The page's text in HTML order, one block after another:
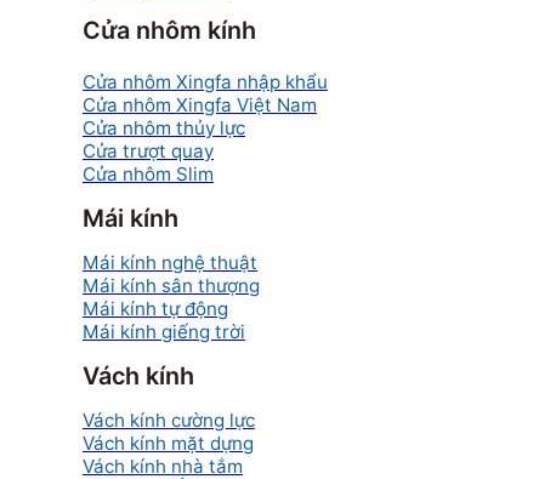
Cửa nhôm kính
Cửa nhôm Xingfa nhập khẩu
Cửa nhôm Xingfa Việt Nam
Cửa nhôm thủy lực
Cửa trượt quay
Cửa nhôm Slim
Mái kính
Mái kính nghệ thuật
Mái kính sân thượng
Mái kính tự động
Mái kính giếng trời
Vách kính
Vách kính cường lực
Vách kính mặt dựng
Vách kính nhà tắm